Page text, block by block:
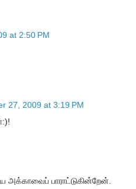
at 2:50 PM
27, 2009 at 3:19 PM
அக்காவைப் பாராட்டுகின்றேன்.